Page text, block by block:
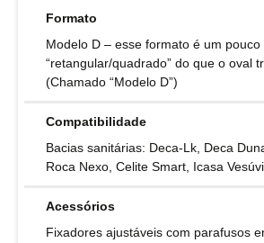
Formato
Modelo D – esse formato é um pouco
“retangular/quadrado” do que o oval
(Chamado “Modelo D”)
Compatibilidade
Bacias sanitárias: Deca-Lk, Deca
Roca Nexo, Celite Smart, Icasa
Acessórios
Fixadores ajustáveis com parafusos